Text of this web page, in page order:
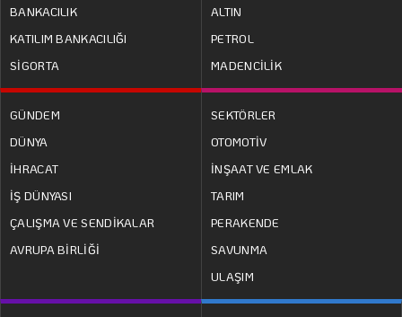
BANKACILIK
KATILIM BANKACILIĞI
SİGORTA
ALTIN
PETROL
MADENCİLİK
GÜNDEM
DÜNYA
İHRACAT
İŞ DÜNYASI
ÇALIŞMA VE SENDİKALAR
AVRUPA BİRLİĞİ
SEKTÖRLER
OTOMOTİV
İNŞAAT VE EMLAK
TARIM
PERAKENDE
SAVUNMA
ULAŞIM